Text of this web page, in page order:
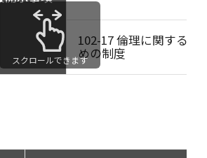
102-17 倫理に関する助
めの制度
スクロールできます